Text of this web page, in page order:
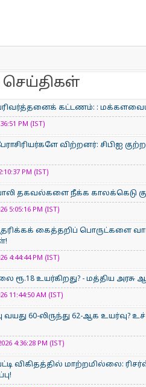
செய்திகள்
பரிவர்த்தனைக் கட்டணம்: :
PM (IST)
விற்றனர்: சிபிஐ
PM (IST)
தகவல்களை நீக்க காலக்கெடு
PM (IST)
கைத்தறிப் பொருட்களை
PM (IST)
ரூ.18 உயர்கிறது? - மத்திய
AM (IST)
வயது 60-லிருந்து 62-ஆக
4:36:28 PM (IST)
விகிதத்தில் மாற்றமில்லை: